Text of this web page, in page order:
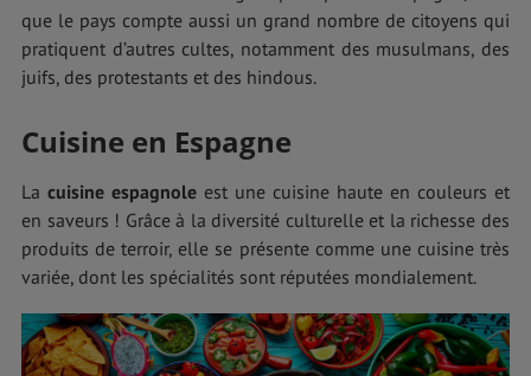
que le pays compte aussi un grand nombre de citoyens qui
pratiquent d’autres cultes, notamment des musulmans, des
juifs, des protestants et des hindous.
Cuisine en Espagne
La cuisine espagnole est une cuisine haute en couleurs et
en saveurs ! Grâce à la diversité culturelle et la richesse des
produits de terroir, elle se présente comme une cuisine très
variée, dont les spécialités sont réputées mondialement.